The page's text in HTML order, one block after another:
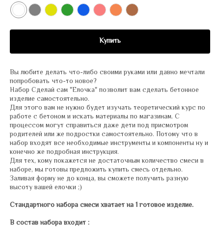
Купить
Вы любите делать что-либо своими руками или давно мечтали
попробовать что-то новое?
Набор Сделай сам "Елочка" позволит вам сделать бетонное
изделие самостоятельно.
Для этого вам не нужно будет изучать теоретический курс по
работе с бетоном и искать материалы по магазинам. С
процессом могут справиться даже дети под присмотром
родителей или же подростки самостоятельно. Потому что в
набор входят все необходимые инструменты и компоненты ну и
конечно же подробная инструкция.
Для тех, кому покажется не достаточным количество смеси в
наборе, мы готовы предложить купить смесь отдельно.
Заливая форму не до конца, вы сможете получить разную
высоту вашей елочки ;)
Стандартного набора смеси хватает на 1 готовое изделие.
В состав набора входит :